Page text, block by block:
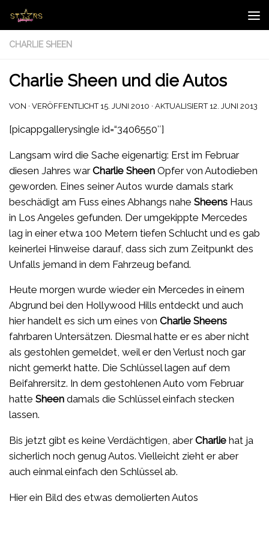
Zum Inhalt springen
CHARLIE SHEEN
Charlie Sheen und die Autos
VON · VERÖFFENTLICHT 15. JUNI 2010 · AKTUALISIERT 12. JUNI 2013
[picappgallerysingle id=“3406550″]
Langsam wird die Sache eigenartig: Erst im Februar
diesen Jahres warCharlie Sheen Opfer von Autodieben
geworden. Eines seiner Autos wurde damals stark
beschädigt am Fuss eines Abhangs nahe Sheens Haus
in Los Angeles gefunden. Der umgekippte Mercedes
lag in einer etwa 100 Metern tiefen Schlucht und es gab
keinerlei Hinweise darauf, dass sich zum Zeitpunkt des
Unfalls jemand in dem Fahrzeug befand.
Heute morgen wurde wieder ein Mercedes in einem
Abgrund bei den Hollywood Hills entdeckt und auch
hier handelt es sich um eines von Charlie Sheens
fahrbaren Untersätzen. Diesmal hatte er es aber nicht
als gestohlen gemeldet, weil er den Verlust noch gar
nicht gemerkt hatte. Die Schlüssel lagen auf dem
Beifahrersitz. In dem gestohlenen Auto vom Februar
hatte Sheen damals die Schlüssel einfach stecken
lassen.
Bis jetzt gibt es keine Verdächtigen, aberCharlie hat ja
sicherlich noch genug Autos. Vielleicht zieht er aber
auch einmal einfach den Schlüssel ab.
Hier ein Bild des etwas demolierten Autos